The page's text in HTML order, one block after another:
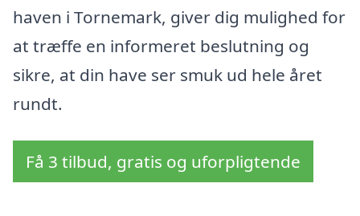
haven i Tornemark, giver dig mulighed for
at træffe en informeret beslutning og
sikre, at din have ser smuk ud hele året
rundt.
Få 3 tilbud, gratis og uforpligtende